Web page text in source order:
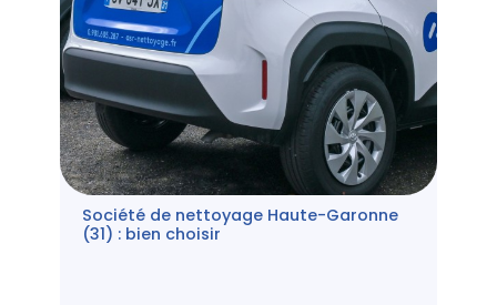
Société de nettoyage Haute-Garonne
(31) : bien choisir